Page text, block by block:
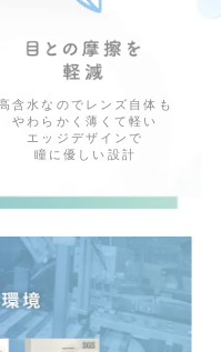
高含水なのでレンズ自体も
やわらかく薄くて軽い
エッジデザインで
瞳に優しい設計